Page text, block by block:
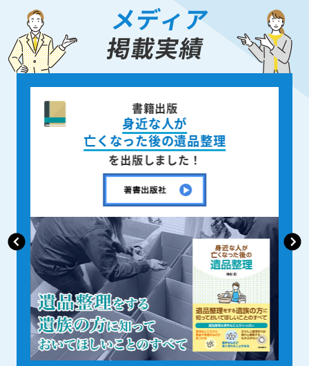
メディア
掲載実績
書籍出版
身近な人が
亡くなった後の遺品整理
を出版しました！